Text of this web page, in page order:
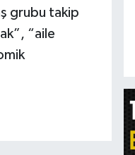
grubu takip
“aile